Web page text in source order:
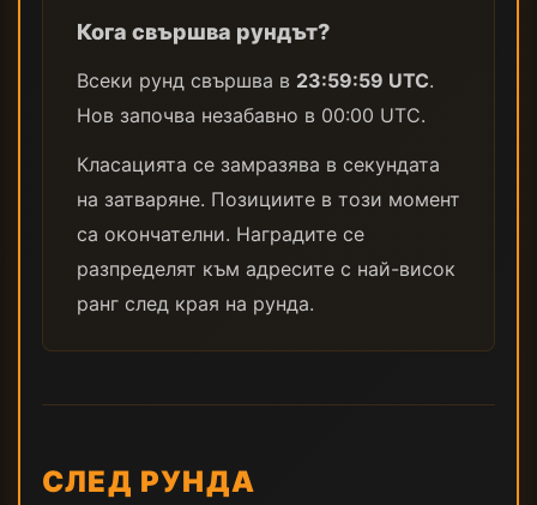
Кога свършва рундът?
Всеки рунд свършва в 23:59:59 UTC.
Нов започва незабавно в 00:00 UTC.
Класацията се замразява в секундата
на затваряне. Позициите в този момент
са окончателни. Наградите се
разпределят към адресите с най-висок
ранг след края на рунда.
СЛЕД РУНДА